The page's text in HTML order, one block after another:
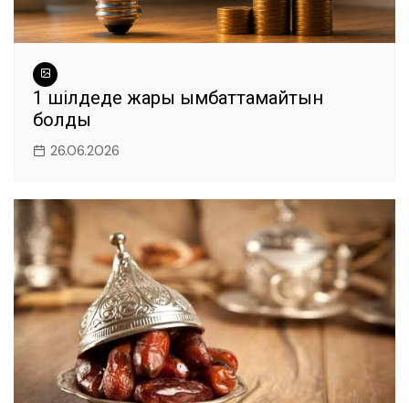
1 шілдеде жарық қымбаттамайтын
болды
26.06.2026